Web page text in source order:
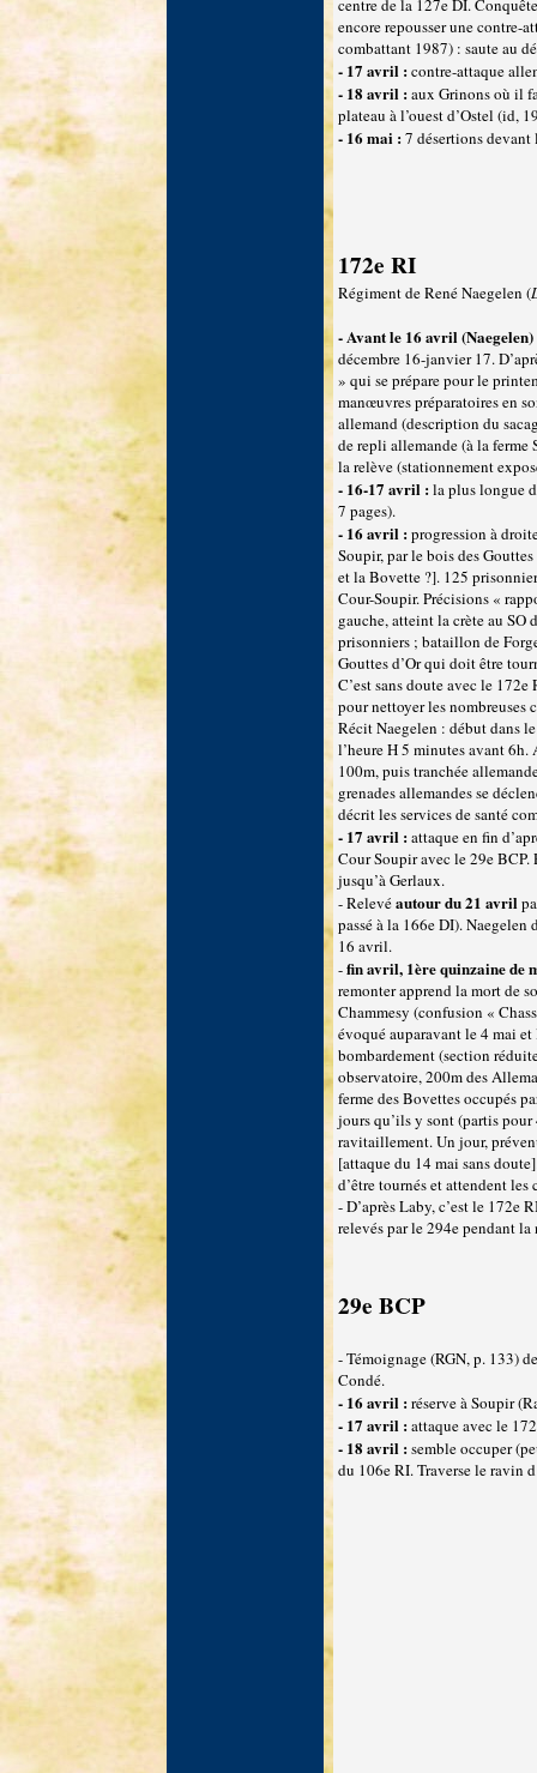
centre de la 127e DI.
encore repousser une contre-
combattant 1987) : saute au
- 17 avril :contre-attaque
- 18 avril :aux Grinons où il
plateau à l’ouest d’Ostel (id,
- 16 mai :7 désertions devant
172e RI
Régiment de René Naegelen (
- Avant le 16 avril (Naegelen)
décembre 16-janvier 17.
» qui se prépare pour le
manœuvres préparatoires en
allemand (description du
de repli allemande (à la ferme
la relève (stationnement
- 16-17 avril :la plus longue
7 pages).
- 16 avril :progression à
Soupir, par le bois des
et la Bovette ?]. 125
Cour-Soupir. Précisions «
gauche, atteint la crète au SO
prisonniers ; bataillon de
Gouttes d’Or qui doit être
C’est sans doute avec le
pour nettoyer les nombreuses
Récit Naegelen : début dans
l’heure H 5 minutes avant
100m, puis tranchée
grenades allemandes se
décrit les services de santé
- 17 avril :attaque en fin
Cour Soupir avec le 29e BCP.
jusqu’à Gerlaux.
- Relevéautour du 21 avril
passé à la 166e DI).
16 avril.
-fin avril, 1ère quinzaine de
remonter apprend la mort de
Chammesy (confusion «
évoqué auparavant le 4 mai
bombardement (section
observatoire, 200m des
ferme des Bovettes occupés
jours qu’ils y sont (partis
ravitaillement. Un jour,
[attaque du 14 mai sans
d’être tournés et attendent les
- D’après Laby, c’est le 172e
relevés par le 294e pendant
29e BCP
- Témoignage (RGN, p. 133)
Condé.
- 16 avril :réserve à Soupir
- 17 avril :attaque avec le
- 18 avril :semble occuper
du 106e RI. Traverse le ravin